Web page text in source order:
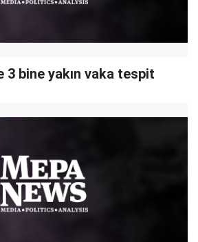
3 bine yakın vaka tespit